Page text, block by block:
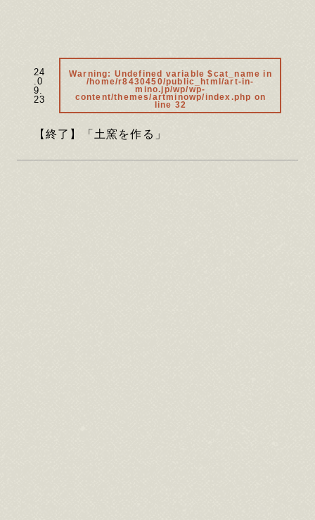
24
.0
9.
23
Warning: Undefined variable $cat_name in
/home/r8430450/public_html/art-in-
mino.jp/wp/wp-
content/themes/artminowp/index.php on
line 32
【終了】「土窯を作る」